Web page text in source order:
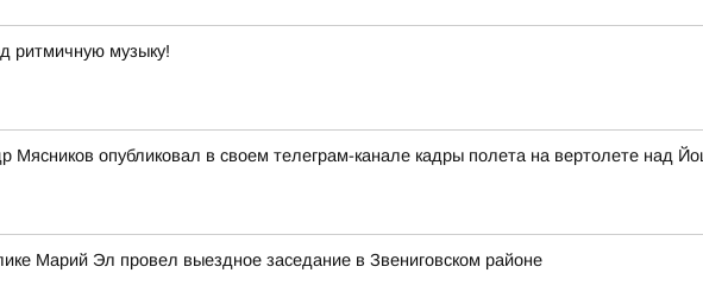
ритмичную музыку!
Мясников опубликовал в своем телеграм-канале кадры полета на вертолете над
Марий Эл провел выездное заседание в Звениговском районе